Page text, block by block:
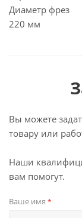
Диаметр фрез
220 мм
Вы можете
товару или
Наши
вам помогут.
Ваше имя *